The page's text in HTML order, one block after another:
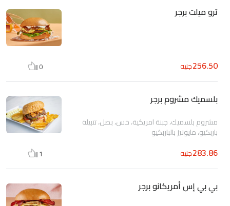
ترو ميلت برجر
256.50جنيه 0
بلسميك مشروم برجر
مشروم بلسميك، جبنة امريكية، خس، بصل، تتبيلة
باربكيو، مايونيز بالباربكيو
283.86جنيه 1
بي بي إس أمريكانو برجر